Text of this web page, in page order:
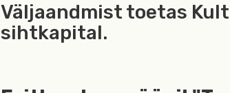
Väljaandmist toetas
sihtkapital.